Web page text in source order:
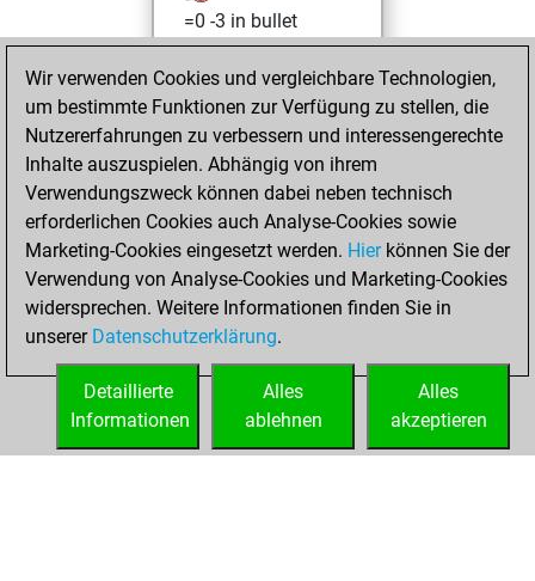
=0 -3 in bullet
Donnerstag,
Oktober 14, 2021
You won
against Fritz
Fritz
You achieved a
BeautyScore of 19
You achieved a
new Elo of 1608
You created
your Fritz account
Wir verwenden Cookies und vergleichbare Technologien,
um bestimmte Funktionen zur Verfügung zu stellen, die
Nutzererfahrungen zu verbessern und interessengerechte
Inhalte auszuspielen. Abhängig von ihrem
Verwendungszweck können dabei neben technisch
erforderlichen Cookies auch Analyse-Cookies sowie
Marketing-Cookies eingesetzt werden. Hierkönnen Sie der
Verwendung von Analyse-Cookies und Marketing-Cookies
widersprechen. Weitere Informationen finden Sie in
unserer Datenschutzerklärung.
Alles
akzeptieren
Alles
ablehnen
Detaillierte
Informationen